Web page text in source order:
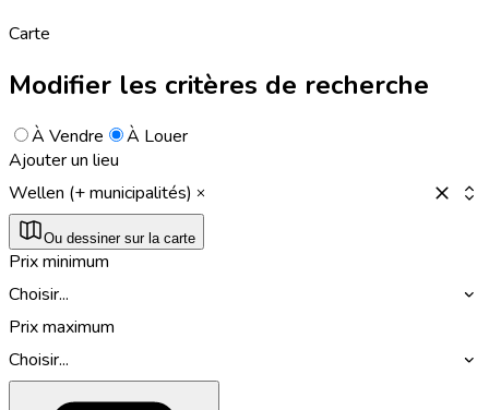
Carte
Modifier les critères de recherche
À Vendre
À Louer
Ajouter un lieu
Wellen (+ municipalités)
Ou dessiner sur la carte
Prix minimum
Choisir...
Prix maximum
Choisir...